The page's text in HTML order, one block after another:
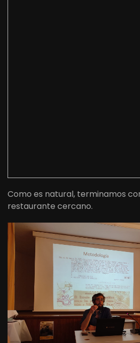
Como es natural, terminamos
restaurante cercano.